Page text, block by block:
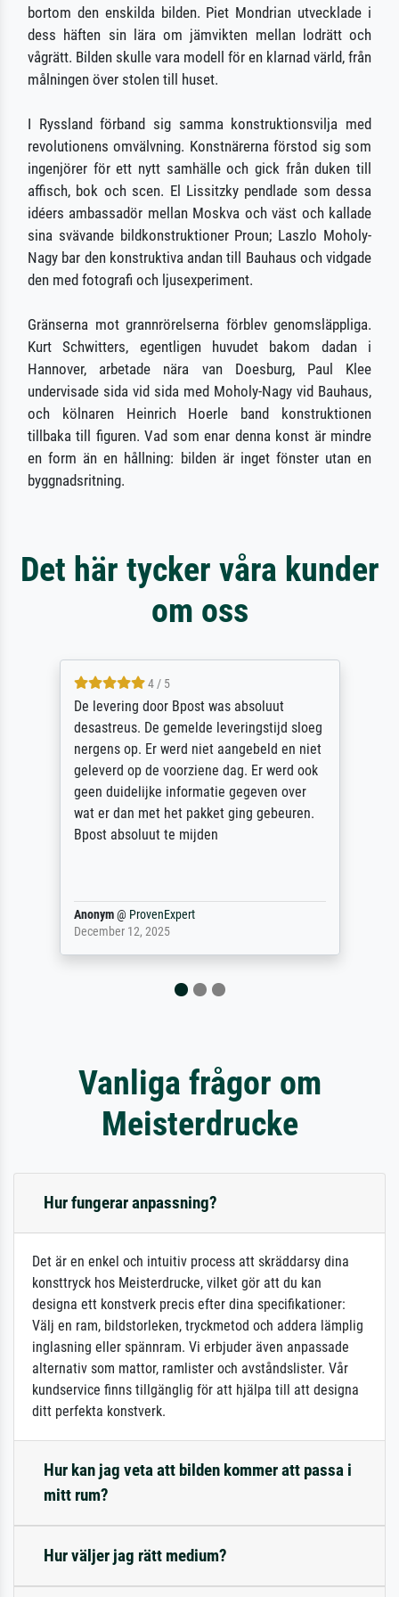
bortom den enskilda bilden. Piet Mondrian utvecklade i
dess häften sin lära om jämvikten mellan lodrätt och
vågrätt. Bilden skulle vara modell för en klarnad värld, från
målningen över stolen till huset.
I Ryssland förband sig samma konstruktionsvilja med
revolutionens omvälvning. Konstnärerna förstod sig som
ingenjörer för ett nytt samhälle och gick från duken till
affisch, bok och scen. El Lissitzky pendlade som dessa
idéers ambassadör mellan Moskva och väst och kallade
sina svävande bildkonstruktioner Proun; Laszlo Moholy-
Nagy bar den konstruktiva andan till Bauhaus och vidgade
den med fotografi och ljusexperiment.
Gränserna mot grannrörelserna förblev genomsläppliga.
Kurt Schwitters, egentligen huvudet bakom dadan i
Hannover, arbetade nära van Doesburg, Paul Klee
undervisade sida vid sida med Moholy-Nagy vid Bauhaus,
och kölnaren Heinrich Hoerle band konstruktionen
tillbaka till figuren. Vad som enar denna konst är mindre
en form än en hållning: bilden är inget fönster utan en
byggnadsritning.
Det här tycker våra kunder
om oss
Sehr gute Qualität des Leinwanddrucks und
des Rahmens! Unser Bild wurde sehr
sorgfältig und sicher verpackt, so dass es
unbeschadet bei uns ankam. Es wird nicht
unser letzter Meisterdruck sein. Vielen
Dank!
Reinhold,@ProvenExpert
April 22, 2026
Vanliga frågor om
Meisterdrucke
Hur fungerar anpassning?
Det är en enkel och intuitiv process att skräddarsy dina
konsttryck hos Meisterdrucke, vilket gör att du kan
designa ett konstverk precis efter dina specifikationer:
Välj en ram, bildstorleken, tryckmetod och addera lämplig
inglasning eller spännram. Vi erbjuder även anpassade
alternativ som mattor, ramlister och avståndslister. Vår
kundservice finns tillgänglig för att hjälpa till att designa
ditt perfekta konstverk.
Hur kan jag veta att bilden kommer att passa i
mitt rum?
Hur väljer jag rätt medium?